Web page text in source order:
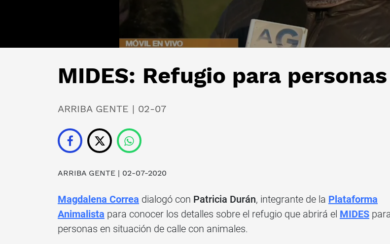
MIDES: Refugio para
ARRIBA GENTE | 02-07
ARRIBA GENTE | 02-07-2020
Magdalena Correa dialogó con Patricia Durán, integrante de la Plataforma
Animalista para conocer los detalles sobre el refugio que abrirá el MIDES
personas en situación de calle con animales.